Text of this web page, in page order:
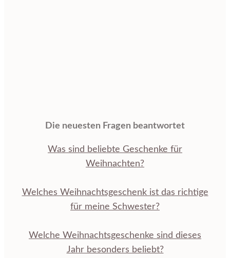
Die neuesten Fragen beantwortet
Was sind beliebte Geschenke für
Weihnachten?
Welches Weihnachtsgeschenk ist das richtige
für meine Schwester?
Welche Weihnachtsgeschenke sind dieses
Jahr besonders beliebt?